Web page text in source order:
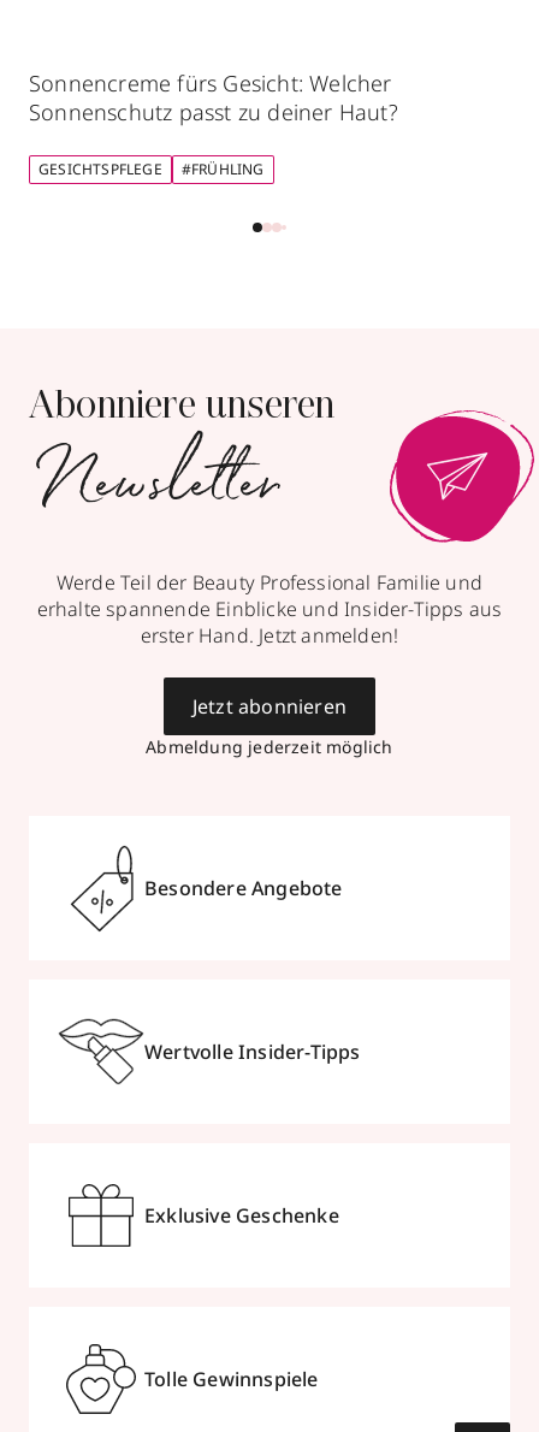
Sonnencreme fürs Gesicht: Welcher
Sonnenschutz passt zu deiner Haut?
GESICHTSPFLEGE #FRÜHLING
Abonniere unseren
Newsletter
Werde Teil der Beauty Professional Familie und
erhalte spannende Einblicke und Insider-Tipps aus
erster Hand. Jetzt anmelden!
Abmeldung jederzeit möglich
Jetzt abonnieren
Besondere Angebote
Wertvolle Insider-Tipps
Exklusive Geschenke
Tolle Gewinnspiele